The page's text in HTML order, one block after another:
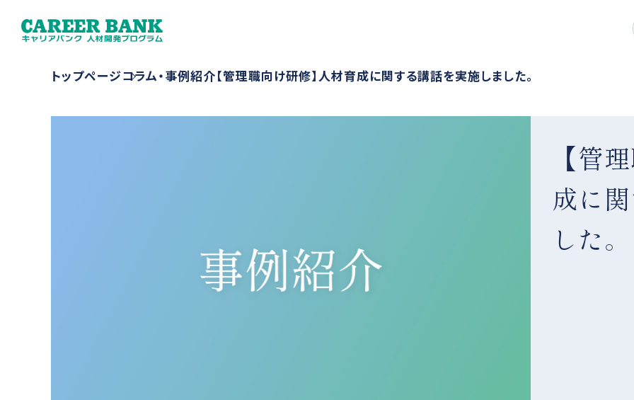
トップページコラム・事例紹介【管理職向け研修】人材育成に関する講話を実施しました。
【管
成に
した。